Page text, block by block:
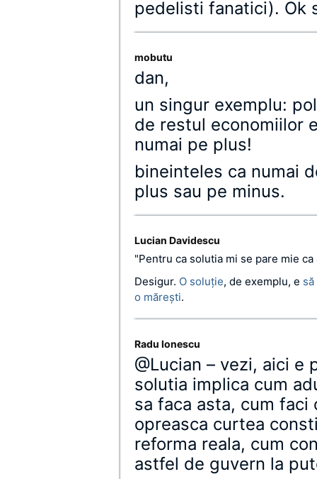
pedelisti fanatici). Ok
mobutu
dan,
un singur exemplu:
de restul economiilor
numai pe plus!
bineinteles ca numai
plus sau pe minus.
Lucian Davidescu
"Pentru ca solutia mi se pare mie
Desigur. O soluţie, de exemplu, e
o măreşti.
Radu Ionescu
@Lucian – vezi, aici e
solutia implica cum
sa faca asta, cum
opreasca curtea
reforma reala, cum
astfel de guvern la